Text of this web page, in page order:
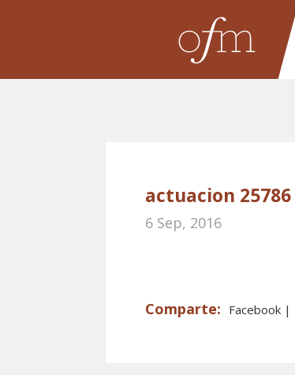
actuacion 25786
6 Sep, 2016
Facebook